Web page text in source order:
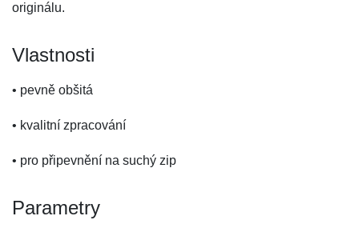
originálu.
Vlastnosti
• pevně obšitá
• kvalitní zpracování
• pro připevnění na suchý zip
Parametry